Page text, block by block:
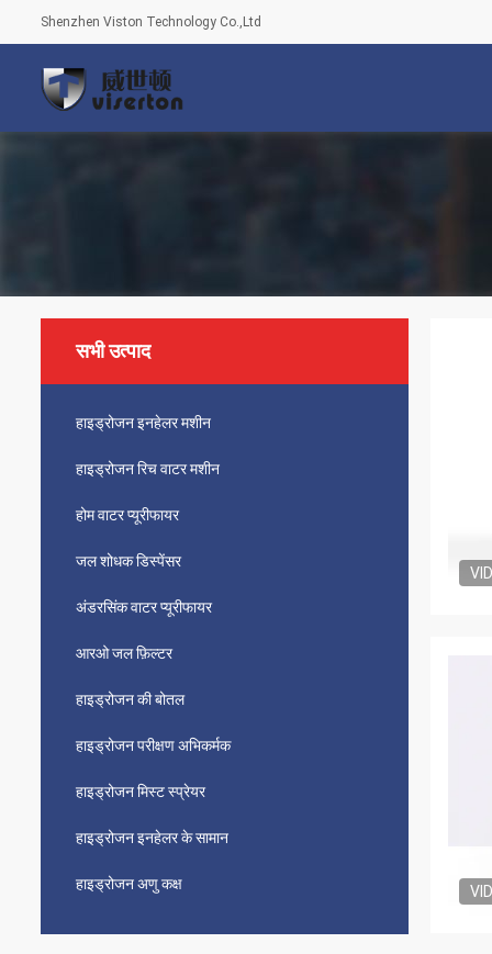
Shenzhen Viston Technology Co.,Ltd
सभी उत्पाद
हाइड्रोजन इनहेलर मशीन
हाइड्रोजन रिच वाटर मशीन
होम वाटर प्यूरीफायर
जल शोधक डिस्पेंसर
अंडरसिंक वाटर प्यूरीफायर
आरओ जल फ़िल्टर
हाइड्रोजन की बोतल
हाइड्रोजन परीक्षण अभिकर्मक
हाइड्रोजन मिस्ट स्प्रेयर
हाइड्रोजन इनहेलर के सामान
हाइड्रोजन अणु कक्ष